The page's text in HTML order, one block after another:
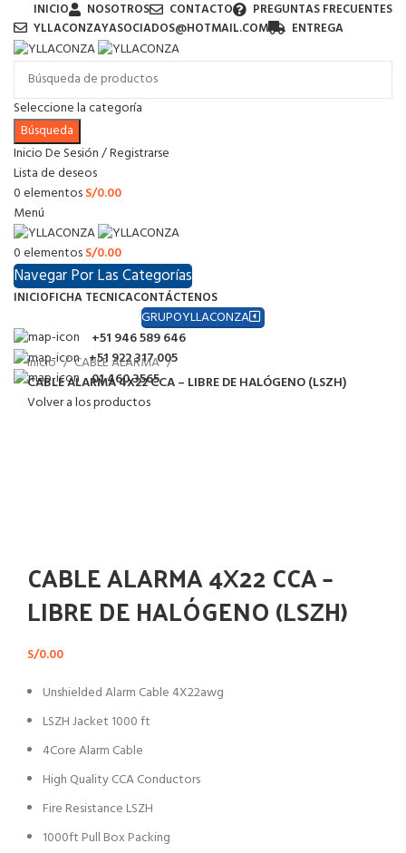
INICIO NOSOTROS CONTACTO
PREGUNTAS FRECUENTES
YLLACONZAYASOCIADOS@HOTMAIL.COM
ENTREGA
Seleccione la categoría
Búsqueda
Inicio De Sesión / Registrarse
Lista de deseos
0elementosS/0.00
Menú
0elementosS/0.00
Navegar Por Las Categorías
INICIOFICHA TECNICACONTÁCTENOS
GRUPOYLLACONZA
+51 946 589 646
+51 922 317 005
01 460 3565
Inicio
CABLE ALARMA
CABLE ALARMA 4X22 CCA – LIBRE DE HALÓGENO (LSZH)
Volver a los productos
CABLE ALARMA 4X22 CCA –
LIBRE DE HALÓGENO (LSZH)
S/0.00
Unshielded Alarm Cable 4X22awg
LSZH Jacket 1000 ft
4Core Alarm Cable
High Quality CCA Conductors
Fire Resistance LSZH
1000ft Pull Box Packing